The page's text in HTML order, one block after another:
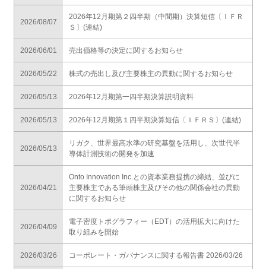
2026/08/07
2026年12月期第２四半期（中間期）決算短信〔ＩＦＲ
Ｓ〕(連結)
2026/06/01 売出価格等の決定に関するお知らせ
2026/05/22 株式の売出し及び主要株主の異動に関するお知らせ
2026/05/13 2026年12月期第一四半期決算説明資料
2026/05/13 2026年12月期第１四半期決算短信〔ＩＦＲＳ〕(連結)
2026/05/13
リガク、世界最高水準の研究基盤を活用し、次世代半
導体計測技術の開発を加速
2026/04/21
Onto Innovation Inc.との資本業務提携の締結、並びに
主要株主である筆頭株主及びその他の関係会社の異動
に関するお知らせ
2026/04/09
電子密度トポグラフィー（EDT）の活用拡大に向けた
取り組みを開始
2026/03/26 コーポレート・ガバナンスに関する報告書 2026/03/26